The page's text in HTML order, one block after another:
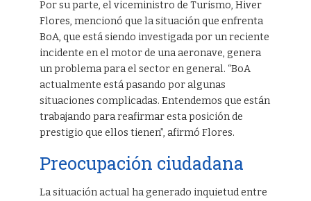
Por su parte, el viceministro de Turismo, Hiver
Flores, mencionó que la situación que enfrenta
BoA, que está siendo investigada por un reciente
incidente en el motor de una aeronave, genera
un problema para el sector en general. “BoA
actualmente está pasando por algunas
situaciones complicadas. Entendemos que están
trabajando para reafirmar esta posición de
prestigio que ellos tienen”, afirmó Flores.
Preocupación ciudadana
La situación actual ha generado inquietud entre